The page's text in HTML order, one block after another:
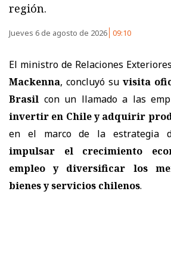
región.
Jueves 6 de agosto de 2026 09:10
El ministro de Relaciones
Mackenna, concluyó su visita
Brasil con un llamado a las
invertir en Chile y adquirir
en el marco de la estrategia
impulsar el crecimiento
empleo y diversificar los
bienes y servicios chilenos.